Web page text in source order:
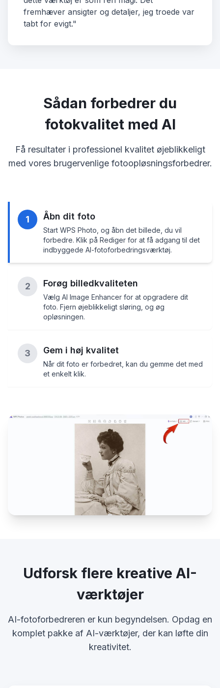
fremhæver ansigter og detaljer, jeg troede var
tabt for evigt."
Sådan forbedrer du
fotokvalitet med AI
Få resultater i professionel kvalitet øjeblikkeligt
med vores brugervenlige fotoopløsningsforbedrer.
1 Åbn dit foto
Start WPS Photo, og åbn det billede, du vil
forbedre. Klik på Rediger for at få adgang til det
indbyggede AI-fotoforbedringsværktøj.
2 Forøg billedkvaliteten
Vælg AI Image Enhancer for at opgradere dit
foto. Fjern øjeblikkeligt sløring, og øg
opløsningen.
3 Gem i høj kvalitet
Når dit foto er forbedret, kan du gemme det med
et enkelt klik.
Udforsk flere kreative AI-
værktøjer
AI-fotoforbedreren er kun begyndelsen. Opdag en
komplet pakke af AI-værktøjer, der kan løfte din
kreativitet.